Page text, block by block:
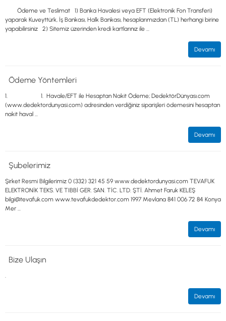
Ödeme ve Teslimat 1) Banka Havalesi veya EFT (Elektronik Fon Transferi)
yaparak Kuveyttürk, İş Bankası, Halk Bankası, hesaplarımızdan (TL) herhangi birine
yapabilirsiniz 2) Sitemiz üzerinden kredi kartlarınız ile ...
Devamı
Ödeme Yöntemleri
1. 1. Havale/EFT ile Hesaptan Nakit Ödeme; DedektörDünyası.com
(www.dedektordunyasi.com) adresinden verdiğiniz siparişleri ödemesini hesaptan
nakit haval ...
Devamı
Şubelerimiz
Şirket Resmi Bilgilerimiz 0 (332) 321 45 59 www.dedektordunyasi.com TEVAFUK
ELEKTRONİK TEKS. VE TIBBİ GER. SAN. TİC. LTD. ŞTİ. Ahmet Faruk KELEŞ
bilgi@tevafuk.com www.tevafukdedektor.com 1997 Mevlana 841 006 72 84 Konya
Mer ...
Devamı
Bize Ulaşın
.
Devamı